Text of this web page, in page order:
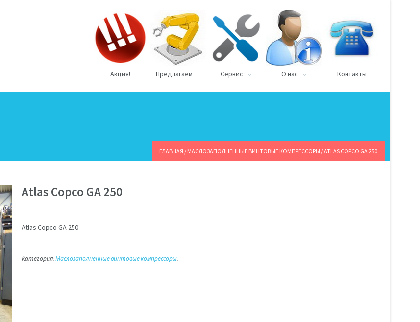
Акция! Предлагаем Сервис О нас Контакты
ГЛАВНАЯ / МАСЛОЗАПОЛНЕННЫЕ ВИНТОВЫЕ КОМПРЕССОРЫ / ATLAS COPCO GA 250
Atlas Copco GA 250
Atlas Copco GA 250
Категория:Маслозаполненные винтовые компрессоры.